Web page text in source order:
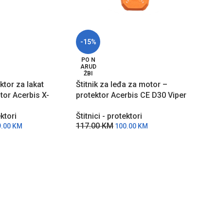
za lakat
Acerbis X-
KM
-15%
PO N
ARUD
ŽBI
Štitnik za leđa za motor –
protektor Acerbis CE D30 Viper
Štitnici - protektori
117.00KM 100.00 KM